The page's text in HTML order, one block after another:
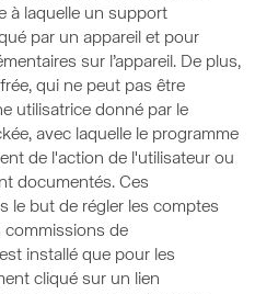
à laquelle un support
par un appareil et pour
sur l’appareil. De plus,
qui ne peut pas être
utilisatrice donné par le
avec laquelle le programme
de l'action de l'utilisateur ou
documentés. Ces
le but de régler les comptes
commissions de
installé que pour les
cliqué sur un lien